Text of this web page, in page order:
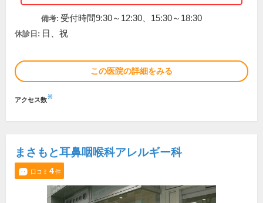
備考: 受付時間9:30～12:30、15:30～18:30
休診日: 日、祝
この医院の詳細をみる
アクセス数※
まさもと耳鼻咽喉科アレルギー科
口コミ 4件